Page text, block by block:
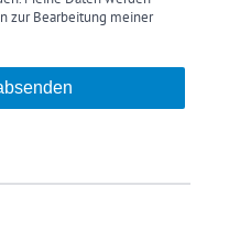
zur Bearbeitung meiner